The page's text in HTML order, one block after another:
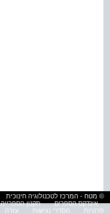
© מטח - המרכז לטכנולוגיה חינוכית
אינדקס הספרים
תקנון הספרייה
פרטיות
הסדרי נגישות עזרה